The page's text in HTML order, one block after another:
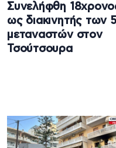
Συνελήφθη
ως διακινητής των
μεταναστών στον
Τσούτσουρα